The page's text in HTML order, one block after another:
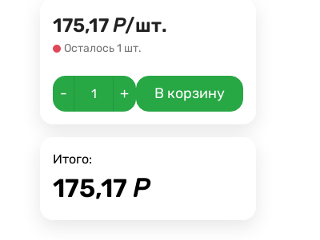
175,17Р/шт.
Осталось 1 шт.
- + В корзину
Итого:
175,17 Р